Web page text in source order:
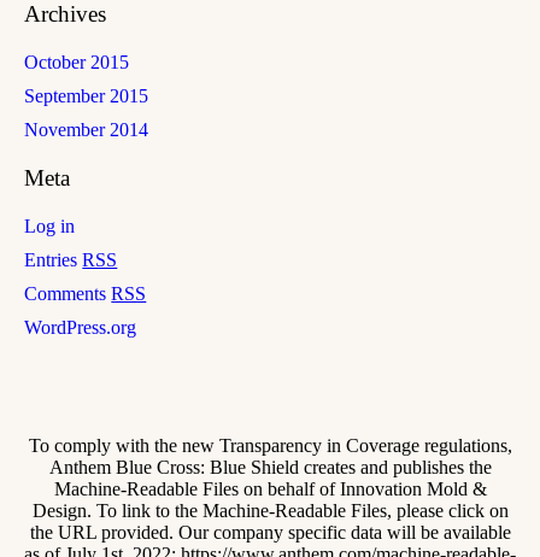
Archives
October 2015
September 2015
November 2014
Meta
Log in
EntriesRSS
CommentsRSS
WordPress.org
To comply with the new Transparency in Coverage regulations,
Anthem Blue Cross: Blue Shield creates and publishes the
Machine-Readable Files on behalf of Innovation Mold &
Design. To link to the Machine-Readable Files, please click on
the URL provided. Our company specific data will be available